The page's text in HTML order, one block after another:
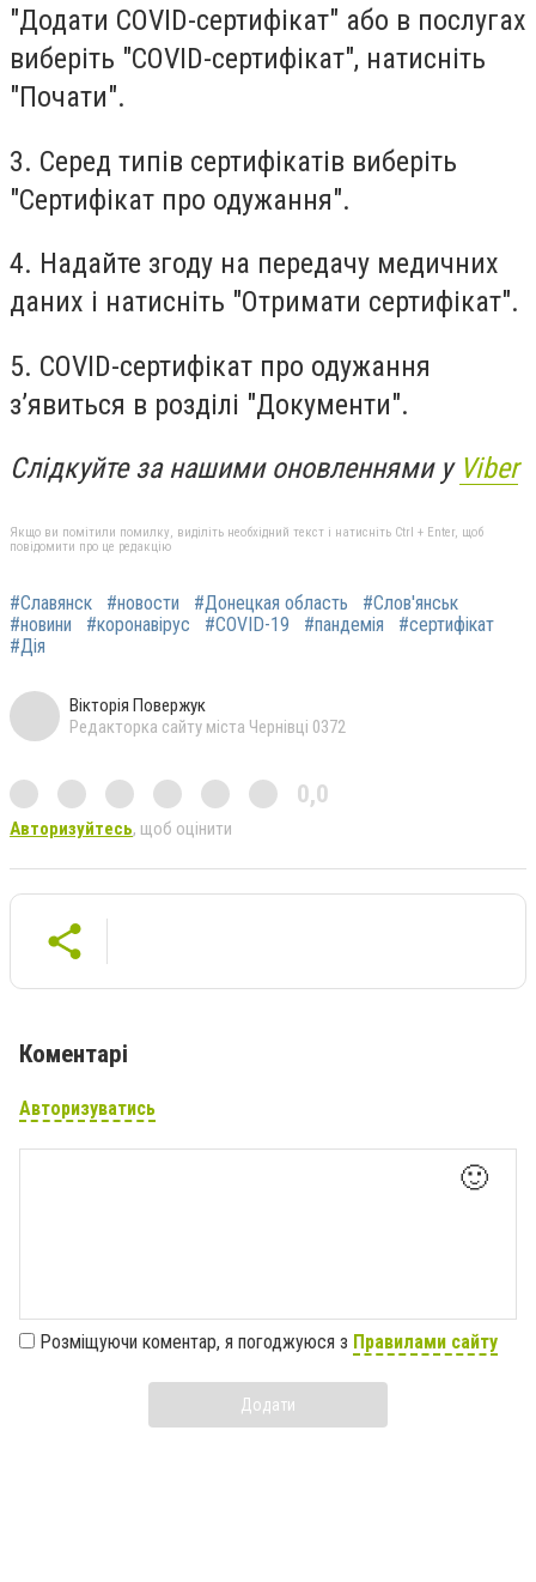
"Додати COVID-сертифікат" або в послугах
виберіть "COVID-сертифікат", натисніть
"Почати".
3. Серед типів сертифікатів виберіть
"Сертифікат про одужання".
4. Надайте згоду на передачу медичних
даних і натисніть "Отримати сертифікат".
5. COVID-сертифікат про одужання
з’явиться в розділі "Документи".
Слідкуйте за нашими оновленнями у Viber
Якщо ви помітили помилку, виділіть необхідний текст і натисніть Ctrl + Enter, щоб
повідомити про це редакцію
#Славянск #новости #Донецкая область
#Слов'янськ
#новини
#коронавірус #COVID-19 #пандемія
#сертифікат
#Дія
Вікторія Повержук
Редакторка сайту міста Чернівці 0372
0,0
Авторизуйтесь, щоб оцінити
Коментарі
Авторизуватись
🙂
Розміщуючи коментар, я погоджуюся з Правилами сайту
Додати